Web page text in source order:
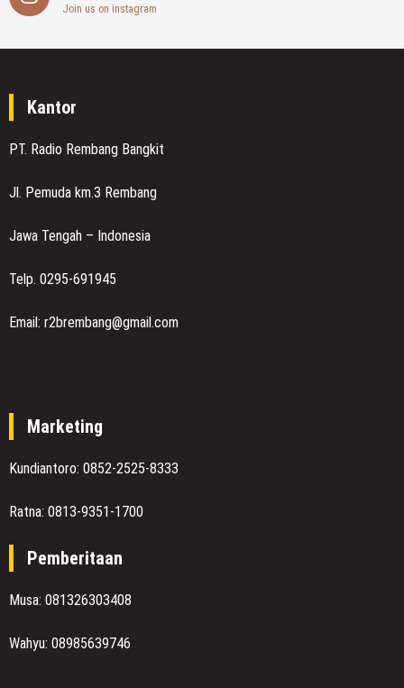
Join us on instagram
Kantor
PT. Radio Rembang Bangkit
Jl. Pemuda km.3 Rembang
Jawa Tengah – Indonesia
Telp. 0295-691945
Email: r2brembang@gmail.com
Marketing
Kundiantoro: 0852-2525-8333
Ratna: 0813-9351-1700
Pemberitaan
Musa: 081326303408
Wahyu: 08985639746